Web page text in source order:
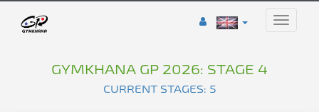
Toggle
GYMKHANA GP 2026: STAGE 4
CURRENT STAGES: 5